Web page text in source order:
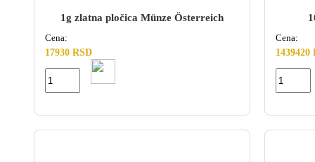
1g zlatna pločica Münze Österreich
Cena:
17930 RSD
Cena:
1439420